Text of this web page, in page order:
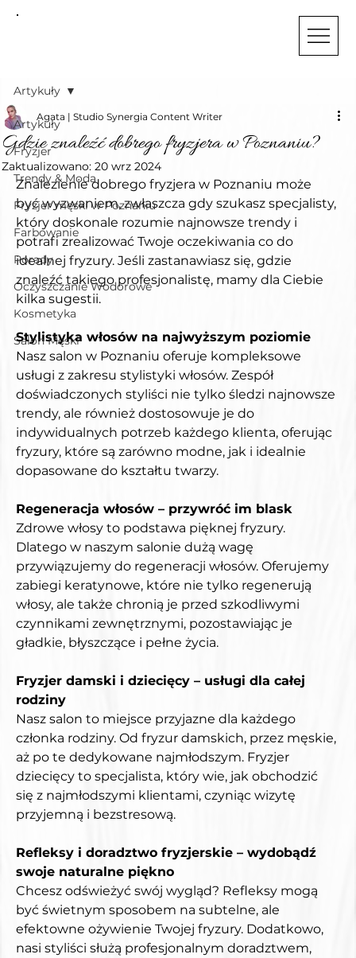
Artykuły
Fryzjer
Trendy & Moda
Fryzjer męski w Poznaniu
Farbowanie
Porady
Oczyszczanie Wodorowe
Kosmetyka
Salon Męski
Artykuły
Gdzie znaleźć dobrego fryzjera w Poznaniu?
Agata | Studio Synergia Content Writer
Zaktualizowano:20 wrz 2024
Znalezienie dobrego fryzjera w Poznaniu może
być wyzwaniem, zwłaszcza gdy szukasz specjalisty,
który doskonale rozumie najnowsze trendy i
potrafi zrealizować Twoje oczekiwania co do
idealnej fryzury. Jeśli zastanawiasz się, gdzie
znaleźć takiego profesjonalistę, mamy dla Ciebie
kilka sugestii.
Stylistyka włosów na najwyższym poziomie
Nasz salon w Poznaniu oferuje kompleksowe
usługi z zakresu stylistyki włosów. Zespół
doświadczonych styliści nie tylko śledzi najnowsze
trendy, ale również dostosowuje je do
indywidualnych potrzeb każdego klienta, oferując
fryzury, które są zarówno modne, jak i idealnie
dopasowane do kształtu twarzy.
Regeneracja włosów – przywróć im blask
Zdrowe włosy to podstawa pięknej fryzury.
Dlatego w naszym salonie dużą wagę
przywiązujemy do regeneracji włosów. Oferujemy
zabiegi keratynowe, które nie tylko regenerują
włosy, ale także chronią je przed szkodliwymi
czynnikami zewnętrznymi, pozostawiając je
gładkie, błyszczące i pełne życia.
Fryzjer damski i dziecięcy – usługi dla całej
rodziny
Nasz salon to miejsce przyjazne dla każdego
członka rodziny. Od fryzur damskich, przez męskie,
aż po te dedykowane najmłodszym. Fryzjer
dziecięcy to specjalista, który wie, jak obchodzić
się z najmłodszymi klientami, czyniąc wizytę
przyjemną i bezstresową.
Refleksy i doradztwo fryzjerskie – wydobądź
swoje naturalne piękno
Chcesz odświeżyć swój wygląd? Refleksy mogą
być świetnym sposobem na subtelne, ale
efektowne ożywienie Twojej fryzury. Dodatkowo,
nasi styliści służą profesjonalnym doradztwem,